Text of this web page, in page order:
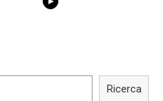
Shocking illusion - Pretty
Ricerca